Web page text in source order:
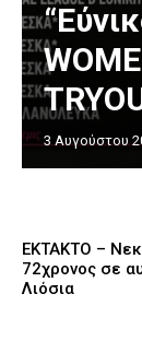
3 Αυγούστου
EKTAKTO –
72χρονος σε
Λιόσια